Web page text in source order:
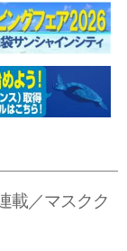
載／マスクク